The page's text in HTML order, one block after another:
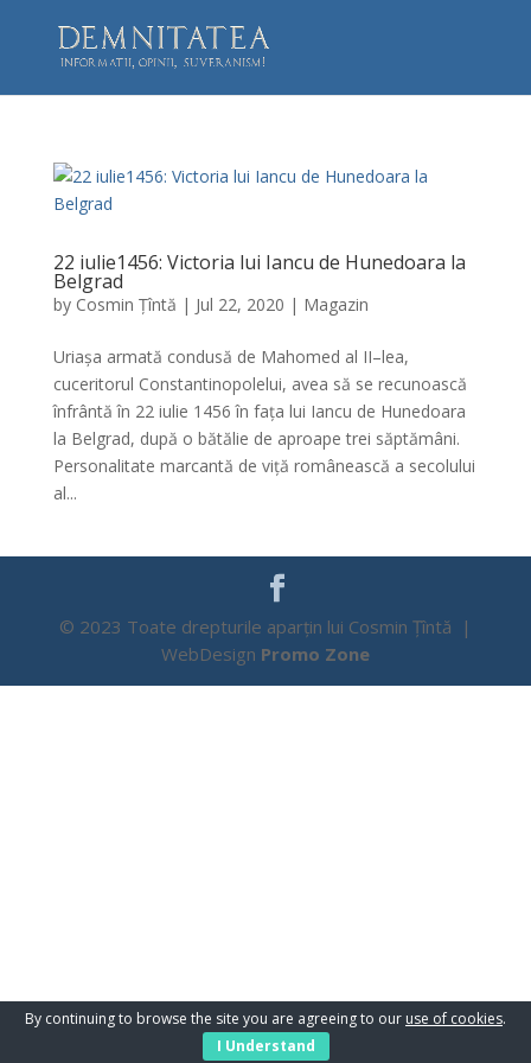
22 iulie1456: Victoria lui Iancu de Hunedoara la
Belgrad
by Cosmin Țîntă | Jul 22, 2020 | Magazin
Uriașa armată condusă de Mahomed al II–lea,
cuceritorul Constantinopolelui, avea să se recunoască
înfrântă în 22 iulie 1456 în fața lui Iancu de Hunedoara
la Belgrad, după o bătălie de aproape trei săptămâni.
Personalitate marcantă de viță românească a secolului
al...
© 2023 Toate drepturile aparțin lui Cosmin Țîntă |
WebDesign Promo Zone
By continuing to browse the site you are agreeing to our use of cookies.
I Understand